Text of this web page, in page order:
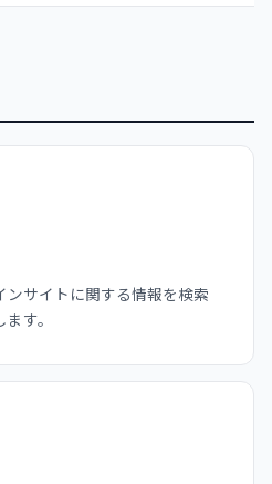
ンサイトに関する情報を検索
す。